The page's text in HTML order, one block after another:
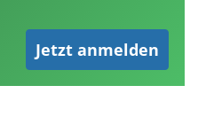
Jetzt anmelden